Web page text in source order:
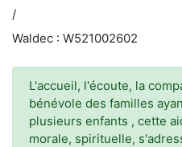
/
Waldec : W521002602
L'accueil, l'écoute, la
bénévole des familles
plusieurs enfants , cette
morale, spirituelle,